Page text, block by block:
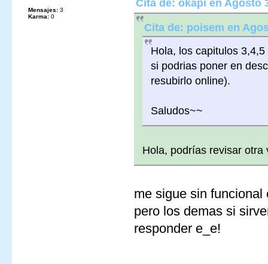
Mensajes: 3
Karma: 0
Cita de: okapi en Agosto
Cita de: poisem en
Hola, los capitulos
si podrias poner en
resubirlo online).
Saludos~~
Hola, podrías revisar otra
me sigue sin
pero los demas si
responder e_e!